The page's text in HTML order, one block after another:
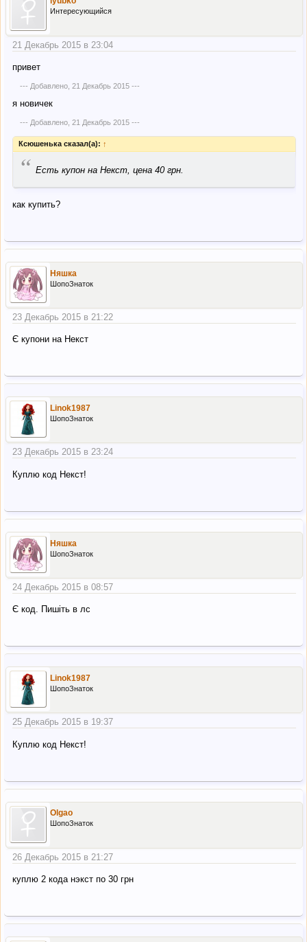
Интересующийся
21 Декабрь 2015 в 23:04
привет
--- Добавлено, 21 Декабрь 2015---
я новичек
--- Добавлено, 21 Декабрь 2015---
Ксюшенька сказал(а): ↑
“ Есть купон на Некст, цена 40 грн.
как купить?
Няшка
ШопоЗнаток
23 Декабрь 2015 в 21:22
Є купони на Некст
Linok1987
ШопоЗнаток
23 Декабрь 2015 в 23:24
Куплю код Некст!
Няшка
ШопоЗнаток
24 Декабрь 2015 в 08:57
Є код. Пишіть в лс
Linok1987
ШопоЗнаток
25 Декабрь 2015 в 19:37
Куплю код Некст!
Olgao
ШопоЗнаток
26 Декабрь 2015 в 21:27
куплю 2 кода нэкст по 30 грн